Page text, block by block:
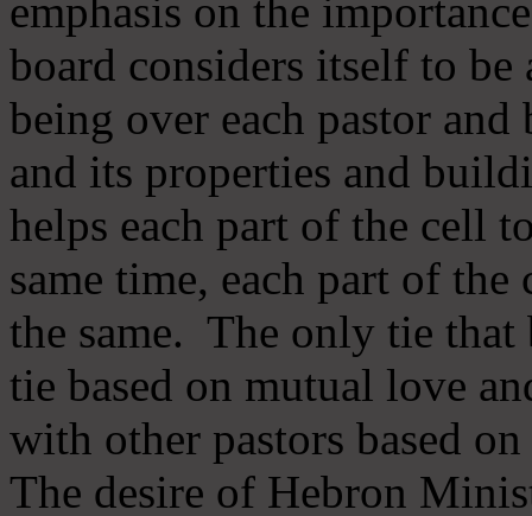
emphasis on the
board considers itself to be
being over each pastor
and its properties and
helps each part of the cell
same time, each part of
the same. The only tie that
tie based on mutual love
with other pastors based
The desire of Hebron